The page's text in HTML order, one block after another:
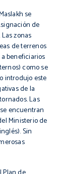
se
de
. Las zonas
de terrenos
beneficiarios
como se
introdujo este
de la
Las
encuentran
Ministerio de
Sin